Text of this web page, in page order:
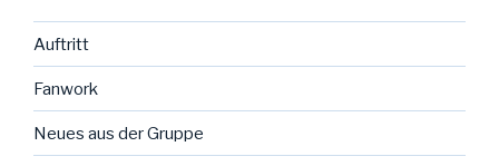
Auftritt
Fanwork
Neues aus der Gruppe